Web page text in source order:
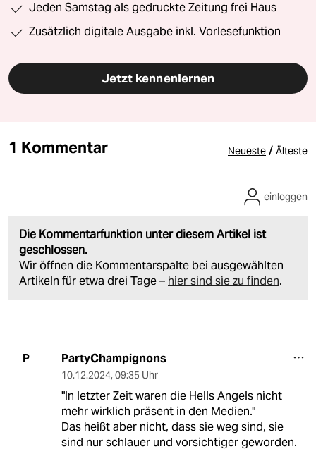
Jeden Samstag als gedruckte Zeitung frei Haus
Zusätzlich digitale Ausgabe inkl. Vorlesefunktion
Jetzt kennenlernen
1 Kommentar Neueste / Älteste
Die Kommentarfunktion unter diesem Artikel ist
geschlossen.
Wir öffnen die Kommentarspalte bei ausgewählten
Artikeln für etwa drei Tage – hier sind sie zu finden.
einloggen
P PartyChampignons
10.12.2024, 09:35 Uhr
"In letzter Zeit waren die Hells Angels nicht
mehr wirklich präsent in den Medien."
Das heißt aber nicht, dass sie weg sind, sie
sind nur schlauer und vorsichtiger geworden.